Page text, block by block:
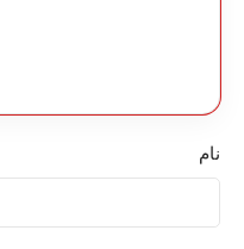
نام